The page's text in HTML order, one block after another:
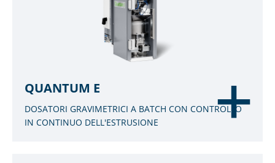
QUANTUM E
DOSATORI GRAVIMETRICI A BATCH CON CONTROLLO
IN CONTINUO DELL'ESTRUSIONE